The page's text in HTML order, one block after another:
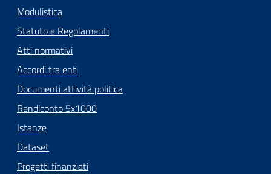
Modulistica
Statuto e Regolamenti
Atti normativi
Accordi tra enti
Documenti attività politica
Rendiconto 5x1000
Istanze
Dataset
Progetti finanziati